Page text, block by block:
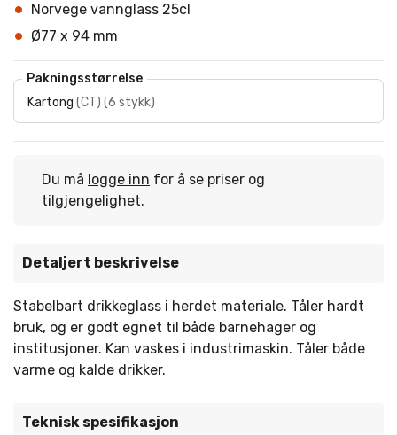
Norvege vannglass 25cl
Ø77 x 94 mm
Pakningsstørrelse
Kartong (CT) (6 stykk)
Du må logge inn for å se priser og
tilgjengelighet.
Detaljert beskrivelse
Stabelbart drikkeglass i herdet materiale. Tåler hardt
bruk, og er godt egnet til både barnehager og
institusjoner. Kan vaskes i industrimaskin. Tåler både
varme og kalde drikker.
Teknisk spesifikasjon